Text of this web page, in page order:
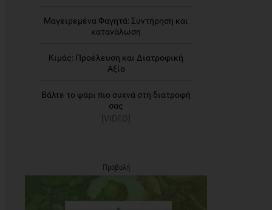
Μαγειρεμένα Φαγητά: Συντήρηση και
κατανάλωση
Κιμάς: Προέλευση και Διατροφική
Αξία
Βάλτε το ψάρι πιο συχνά στη διατροφή
σας
[VIDEO]
Προβολή